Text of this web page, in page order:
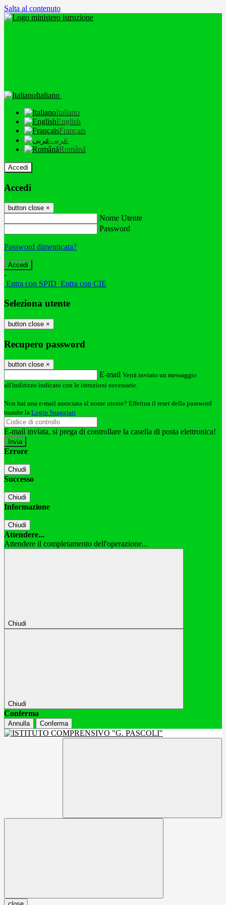
Salta al contenuto
Italiano
Italiano
English
Français
عربى
Română
Accedi
Accedi
button close ×
Nome Utente
Password
Password dimenticata?
-
Entra con SPID Entra con CIE
Seleziona utente
button close ×
Recupero password
button close ×
E-mail Verrà inviato un messaggio
all'indirizzo indicato con le istruzioni necessarie.
Non hai una e-mail associata al nome utente? Effettua il reset della password
tramite la Login Spaggiari
E-mail inviata, si prega di controllare la casella di posta elettronica!
Errore
Chiudi
Successo
Chiudi
Informazione
Chiudi
Attendere...
Attendere il completamento dell'operazione...
Chiudi
Chiudi
Conferma
Annulla Conferma